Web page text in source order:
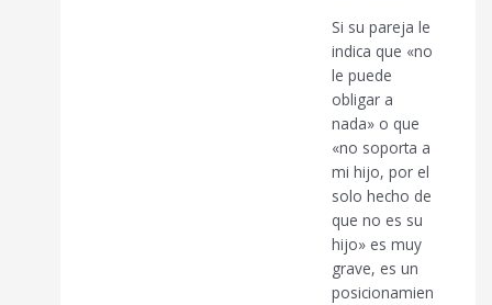
Si su pareja le
indica que «no
le puede
obligar a
nada» o que
«no soporta a
mi hijo, por el
solo hecho de
que no es su
hijo» es muy
grave, es un
posicionamien